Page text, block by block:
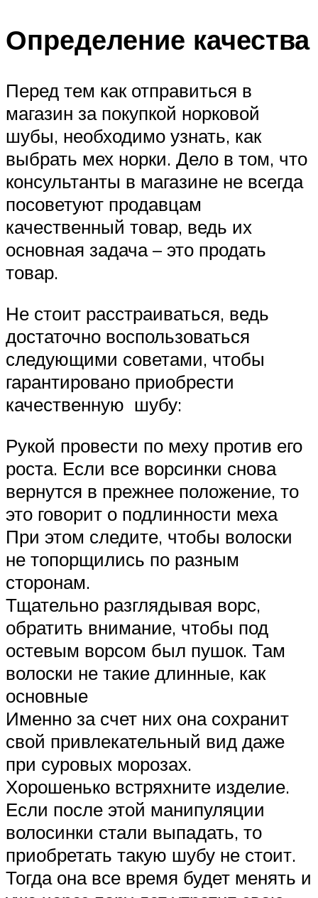
Определение качества
Перед тем как отправиться в
магазин за покупкой норковой
шубы, необходимо узнать, как
выбрать мех норки. Дело в том, что
консультанты в магазине не всегда
посоветуют продавцам
качественный товар, ведь их
основная задача – это продать
товар.
Не стоит расстраиваться, ведь
достаточно воспользоваться
следующими советами, чтобы
гарантировано приобрести
качественную шубу:
Рукой провести по меху против его
роста. Если все ворсинки снова
вернутся в прежнее положение, то
это говорит о подлинности меха
При этом следите, чтобы волоски
не топорщились по разным
сторонам.
Тщательно разглядывая ворс,
обратить внимание, чтобы под
остевым ворсом был пушок. Там
волоски не такие длинные, как
основные
Именно за счет них она сохранит
свой привлекательный вид даже
при суровых морозах.
Хорошенько встряхните изделие.
Если после этой манипуляции
волосинки стали выпадать, то
приобретать такую шубу не стоит.
Тогда она все время будет менять и